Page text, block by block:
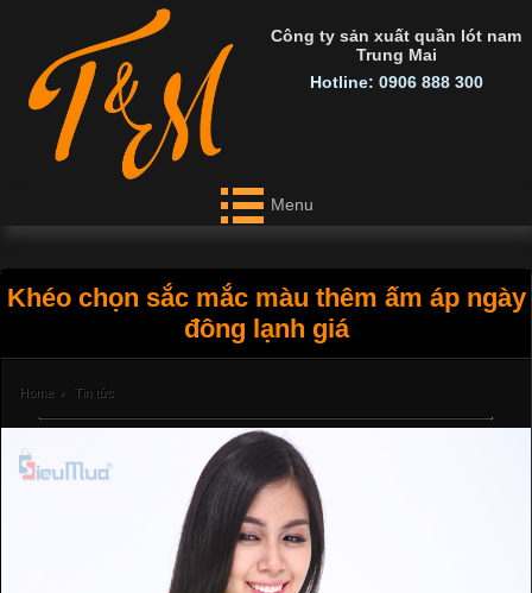
Công ty sản xuất quần lót nam
Trung Mai
Hotline: 0906 888 300
Menu
Khéo chọn sắc mắc màu thêm ấm áp ngày
đông lạnh giá
Home › Tin tức